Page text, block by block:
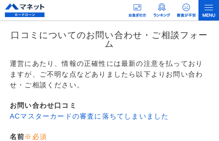
口コミについてのお問い合わせ・ご相談フォー
ム
運営にあたり、情報の正確性には最新の注意を払っており
ますが、ご不明な点などありましたら以下よりお問い合わ
せ・ご相談ください。
お問い合わせ口コミ
ACマスターカードの審査に落ちてしまいました
名前※必須